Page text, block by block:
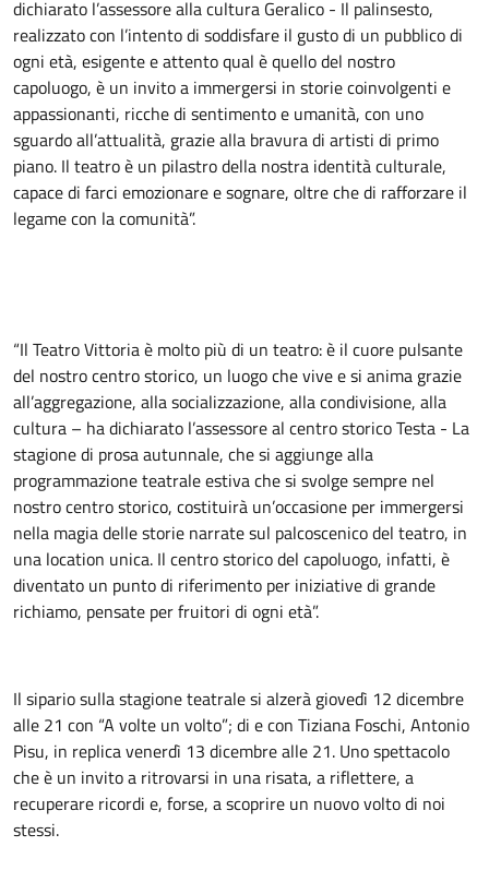
dichiarato l’assessore alla cultura Geralico - Il palinsesto,
realizzato con l’intento di soddisfare il gusto di un pubblico di
ogni età, esigente e attento qual è quello del nostro
capoluogo, è un invito a immergersi in storie coinvolgenti e
appassionanti, ricche di sentimento e umanità, con uno
sguardo all’attualità, grazie alla bravura di artisti di primo
piano. Il teatro è un pilastro della nostra identità culturale,
capace di farci emozionare e sognare, oltre che di rafforzare il
legame con la comunità”.
“Il Teatro Vittoria è molto più di un teatro: è il cuore pulsante
del nostro centro storico, un luogo che vive e si anima grazie
all’aggregazione, alla socializzazione, alla condivisione, alla
cultura – ha dichiarato l’assessore al centro storico Testa - La
stagione di prosa autunnale, che si aggiunge alla
programmazione teatrale estiva che si svolge sempre nel
nostro centro storico, costituirà un’occasione per immergersi
nella magia delle storie narrate sul palcoscenico del teatro, in
una location unica. Il centro storico del capoluogo, infatti, è
diventato un punto di riferimento per iniziative di grande
richiamo, pensate per fruitori di ogni età”.
Il sipario sulla stagione teatrale si alzerà giovedì 12 dicembre
alle 21 con “A volte un volto”; di e con Tiziana Foschi, Antonio
Pisu, in replica venerdì 13 dicembre alle 21. Uno spettacolo
che è un invito a ritrovarsi in una risata, a riflettere, a
recuperare ricordi e, forse, a scoprire un nuovo volto di noi
stessi.